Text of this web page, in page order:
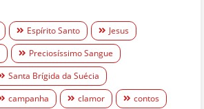
Espírito Santo
Jesus
Preciosíssimo Sangue
Santa Brígida da Suécia
campanha clamor
contos